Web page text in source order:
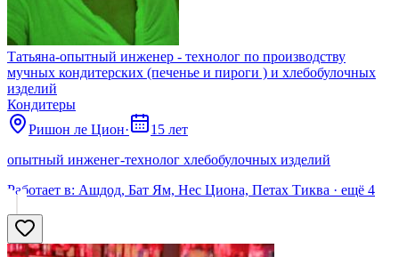
Татьяна-опытный инженер - технолог по производству
мучных кондитерских (печенье и пироги ) и хлебобулочных
изделий
Кондитеры
Ришон ле Цион·
15 лет
опытный инженег-технолог хлебобулочных изделий
Работает в: Ашдод, Бат Ям, Нес Циона, Петах Тиква · ещё 4